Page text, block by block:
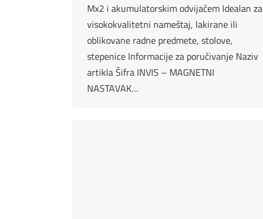
Mx2 i akumulatorskim odvijačem Idealan za
visokokvalitetni nameštaj, lakirane ili
oblikovane radne predmete, stolove,
stepenice Informacije za poručivanje Naziv
artikla Šifra INVIS – MAGNETNI
NASTAVAK…